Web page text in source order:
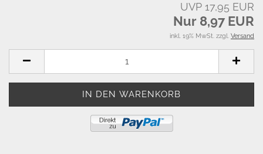
UVP 17,95 EUR
Nur 8,97 EUR
inkl. 19% MwSt. zzgl. Versand